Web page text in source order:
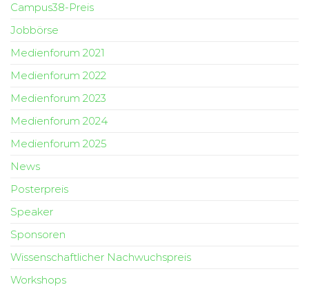
Campus38-Preis
Jobbörse
Medienforum 2021
Medienforum 2022
Medienforum 2023
Medienforum 2024
Medienforum 2025
News
Posterpreis
Speaker
Sponsoren
Wissenschaftlicher Nachwuchspreis
Workshops